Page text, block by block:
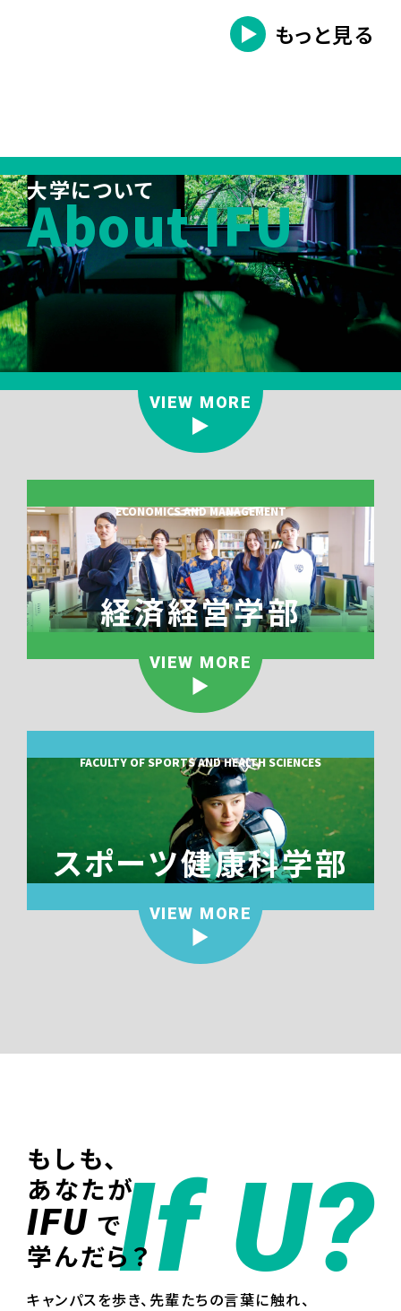
もっと見る
大学について
About IFU
VIEW MORE
経済経営学部
ECONOMICS AND MANAGEMENT
VIEW MORE
スポーツ健康科学部
FACULTY OF SPORTS AND HEALTH SCIENCES
VIEW MORE
もしも、
あなたが
IFU で
学んだら？If U?
キャンパスを歩き、先輩たちの言葉に触れ、